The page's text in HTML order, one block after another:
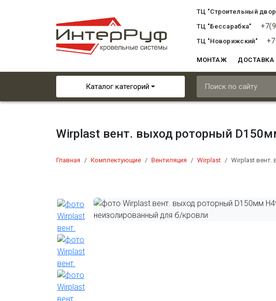
ТЦ "Строительный
ТЦ "Бессарабка"
ТЦ "Новорижский"
МОНТАЖ ДОСТАВКА
Каталог категорий
Wirplast вент. выход роторный
Главная Комплектующие Вентиляция Wirplast Wirplast вент.